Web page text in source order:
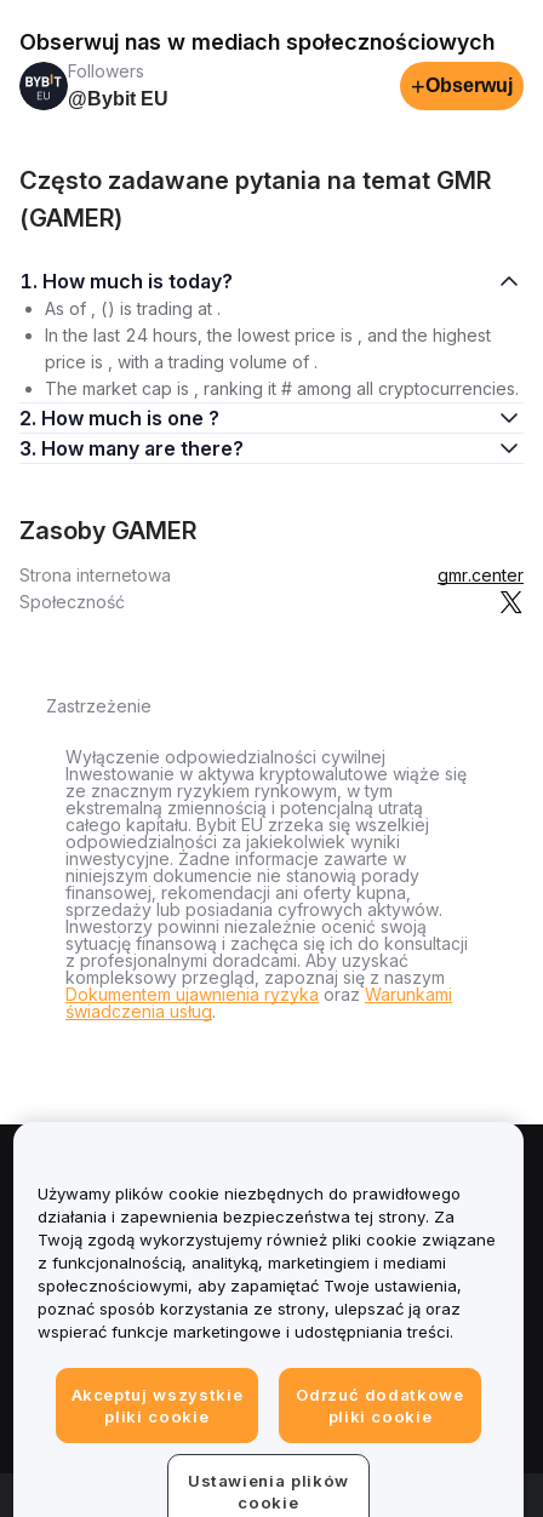
Obserwuj nas w mediach społecznościowych
Followers
@Bybit EU
+Obserwuj
Często zadawane pytania na temat GMR
(GAMER)
1. How much is today?
As of , () is trading at .
In the last 24 hours, the lowest price is , and the highest
price is , with a trading volume of .
The market cap is , ranking it # among all cryptocurrencies.
2. How much is one ?
3. How many are there?
Zasoby GAMER
Strona internetowa
gmr.center
Społeczność
Zastrzeżenie
Wyłączenie odpowiedzialności cywilnej
Inwestowanie w aktywa kryptowalutowe wiąże się
ze znacznym ryzykiem rynkowym, w tym
ekstremalną zmiennością i potencjalną utratą
całego kapitału. Bybit EU zrzeka się wszelkiej
odpowiedzialności za jakiekolwiek wyniki
inwestycyjne. Żadne informacje zawarte w
niniejszym dokumencie nie stanowią porady
finansowej, rekomendacji ani oferty kupna,
sprzedaży lub posiadania cyfrowych aktywów.
Inwestorzy powinni niezależnie ocenić swoją
sytuację finansową i zachęca się ich do konsultacji
z profesjonalnymi doradcami. Aby uzyskać
kompleksowy przegląd, zapoznaj się z naszym
Dokumentem ujawnienia ryzyka orazWarunkami
świadczenia usług.
Informacje
Usługi
Obsługa Klienta
Informacje prawne
© 2025-2026 Bybit.eu. Wszystkie prawa zastrzeżone.
Używamy plików cookie niezbędnych do prawidłowego
działania i zapewnienia bezpieczeństwa tej strony. Za
Twoją zgodą wykorzystujemy również pliki cookie związane
z funkcjonalnością, analityką, marketingiem i mediami
społecznościowymi, aby zapamiętać Twoje ustawienia,
poznać sposób korzystania ze strony, ulepszać ją oraz
wspierać funkcje marketingowe i udostępniania treści.
Akceptuj wszystkie
pliki cookie
Odrzuć dodatkowe
pliki cookie
Ustawienia plików
cookie